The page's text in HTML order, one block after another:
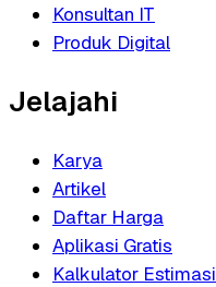
Konsultan IT
Produk Digital
Jelajahi
Karya
Artikel
Daftar Harga
Aplikasi Gratis
Kalkulator Estimasi